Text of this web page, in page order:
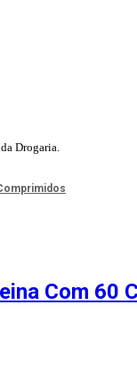
Drogaria.
Com 60